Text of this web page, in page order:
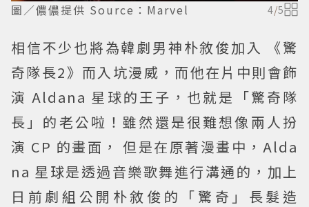
圖／儂儂提供 Source：Marvel 4/5
相信不少也將為韓劇男神朴敘俊加入 《驚
奇隊長2》而入坑漫威，而他在片中則會飾
演 Aldana 星球的王子，也就是「驚奇隊
長」的老公啦！雖然還是很難想像兩人扮
演 CP 的畫面， 但是在原著漫畫中，Alda
na 星球是透過音樂歌舞進行溝通的，加上
日前劇組公開朴敘俊的「驚奇」長髮造